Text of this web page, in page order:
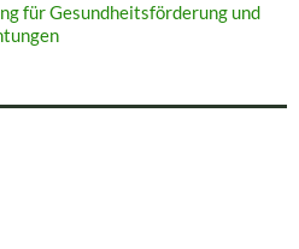
für Gesundheitsförderung und